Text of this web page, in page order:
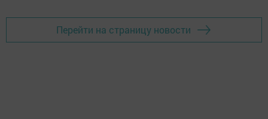
Перейти на страницу новости